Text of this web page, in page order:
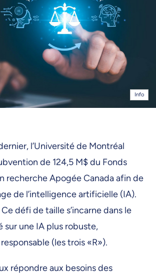
Info
l’Université de Montréal
de 124,5 M$ du Fonds
recherche Apogée Canada afin de
de l’intelligence artificielle (IA).
défi de taille s’incarne dans le
sur une IA plus robuste,
(les trois «R»).
répondre aux besoins des